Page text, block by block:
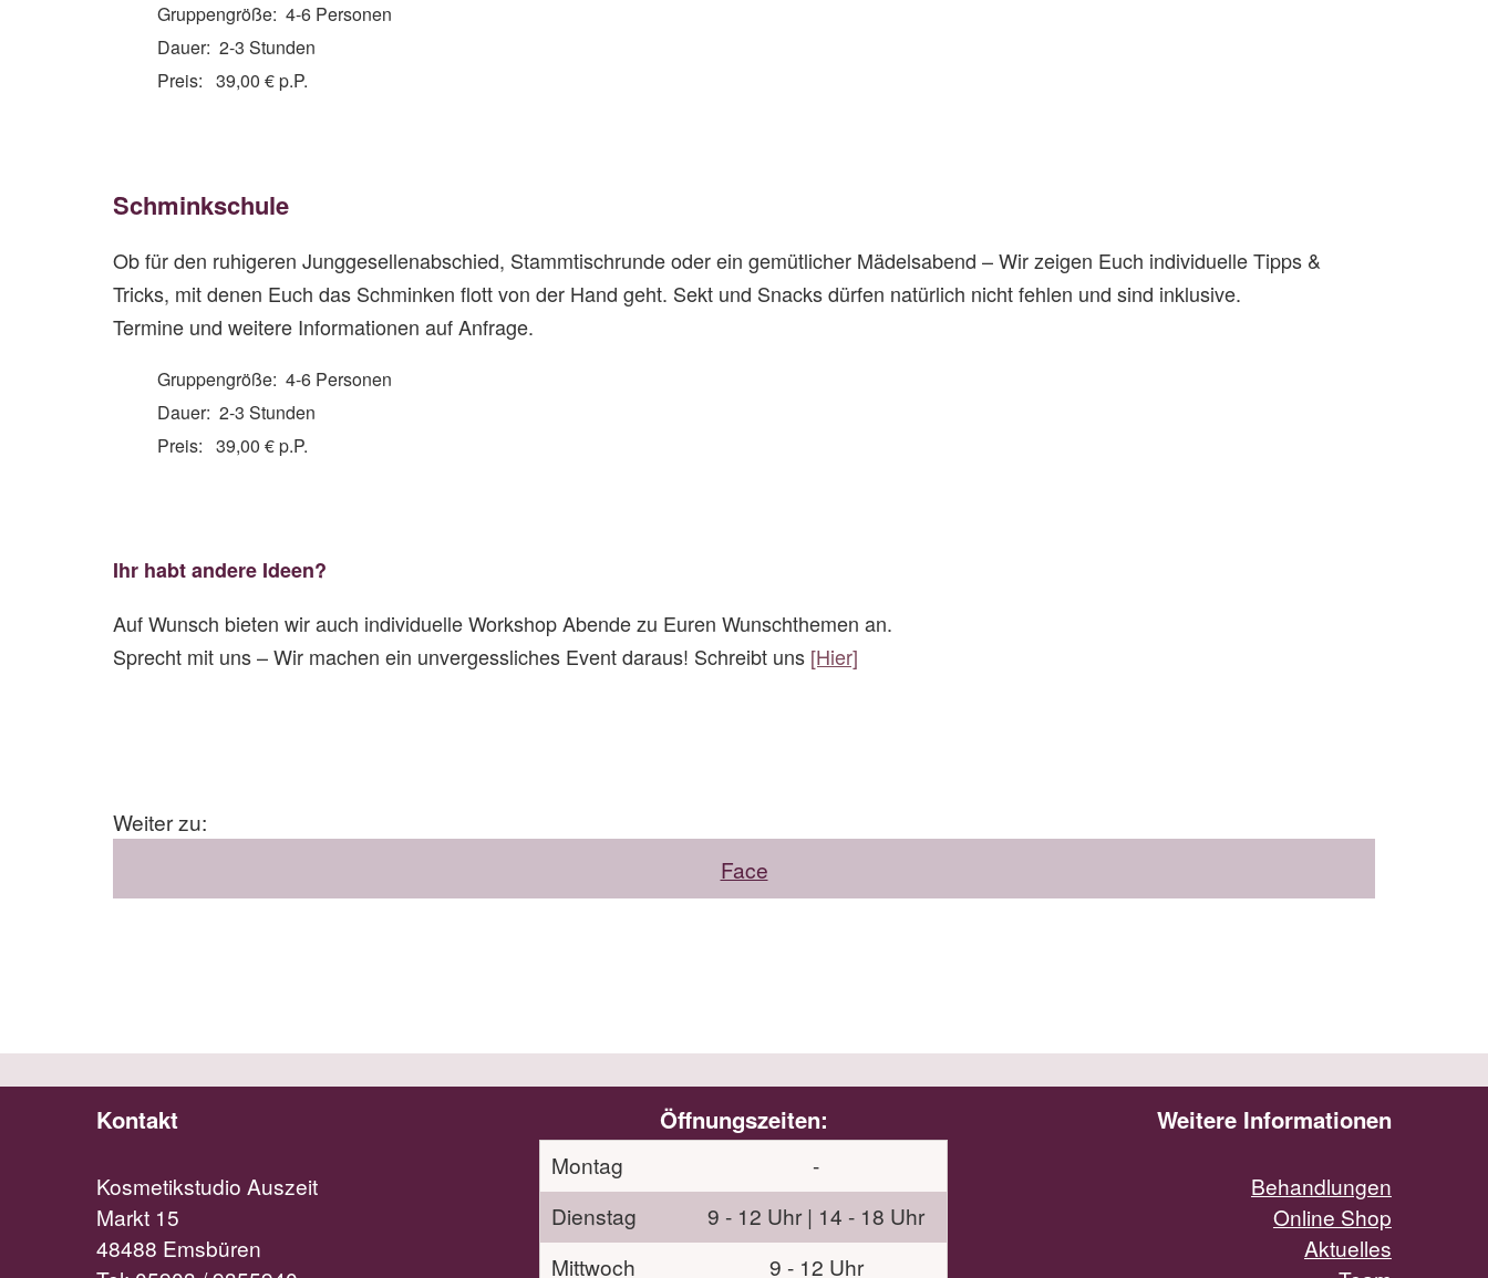
Gruppengröße: 4-6 Personen
Dauer: 2-3 Stunden
Preis: 39,00 € p.P.
Schminkschule
Ob für den ruhigeren Junggesellenabschied, Stammtischrunde oder ein gemütlicher Mädelsabend – Wir zeigen Euch individuelle Tipps &
Tricks, mit denen Euch das Schminken flott von der Hand geht. Sekt und Snacks dürfen natürlich nicht fehlen und sind inklusive.
Termine und weitere Informationen auf Anfrage.
Gruppengröße: 4-6 Personen
Dauer: 2-3 Stunden
Preis: 39,00 € p.P.
Ihr habt andere Ideen?
Auf Wunsch bieten wir auch individuelle Workshop Abende zu Euren Wunschthemen an.
Sprecht mit uns – Wir machen ein unvergessliches Event daraus! Schreibt uns [Hier]
Weiter zu:
Face
Kontakt
Kosmetikstudio Auszeit
Markt 15
48488 Emsbüren
Öffnungszeiten:
Montag
-
Dienstag
9 - 12 Uhr | 14 - 18 Uhr
Mittwoch
9 - 12 Uhr
Weitere Informationen
Behandlungen
Online Shop
Aktuelles